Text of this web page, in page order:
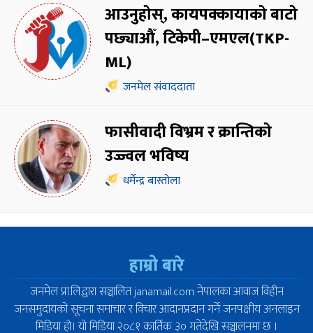
आउनुहोस्, कायपक्कायाको बाटो
पछ्याऔँ, टिकेपी–एमएल(TKP-
ML)
जनमेल संवाददाता
फासीवादी विभ्रम र क्रान्तिको
उज्ज्वल भविष्य
धर्मेन्द्र बास्तोला
हाम्रो बारे
जनमेल प्रा.लि.द्वारा सञ्चालित janamail.com नेपालका आवाज विहीन
जनसमुदायको सूचना समाचार र विचार आदानप्रदान गर्ने जनपक्षीय अनलाइन
मिडिया हो। यो मिडिया २०८१ कार्तिक ३० गतेदेखि सञ्चालनमा छ ।